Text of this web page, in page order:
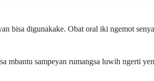
bisa digunakake. Obat oral iki ngemot
mbantu sampeyan rumangsa luwih ngerti